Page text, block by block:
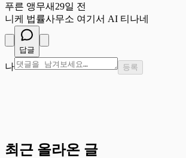
푸른 앵무새 29일 전
니케 법률사무소 여기서 AI 티나네
답글
나 등록
최근 올라온 글